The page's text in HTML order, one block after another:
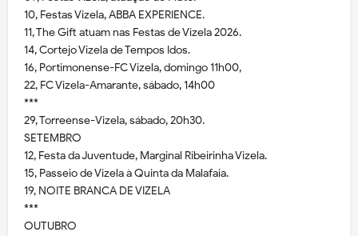
10, Festas Vizela, ABBA EXPERIENCE.
11, The Gift atuam nas Festas de Vizela 2026.
14, Cortejo Vizela de Tempos Idos.
16, Portimonense-FC Vizela, domingo 11h00,
22, FC Vizela-Amarante, sábado, 14h00
***
29, Torreense-Vizela, sábado, 20h30.
SETEMBRO
12, Festa da Juventude, Marginal Ribeirinha Vizela.
15, Passeio de Vizela à Quinta da Malafaia.
19, NOITE BRANCA DE VIZELA
***
OUTUBRO